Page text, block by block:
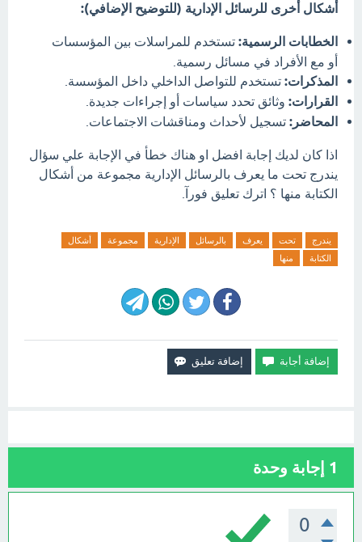
أشكال أخرى للرسائل الإدارية (للتوضيح الإضافي):
الخطابات الرسمية: تستخدم للمراسلات بين المؤسسات
أو مع الأفراد في مسائل رسمية.
المذكرات: تستخدم للتواصل الداخلي داخل المؤسسة.
القرارات: وثائق تحدد سياسات أو إجراءات جديدة.
المحاضر: تسجيل لأحداث ومناقشات الاجتماعات.
اذا كان لديك إجابة افضل او هناك خطأ في الإجابة علي سؤال
يندرج تحت ما يعرف بالرسائل الإدارية مجموعة من أشكال
الكتابة منها ؟ اترك تعليق فورآ.
يندرج تحت يعرف بالرسائل الإدارية مجموعة
أشكال
الكتابة
منها
1 إجابة وحدة
0